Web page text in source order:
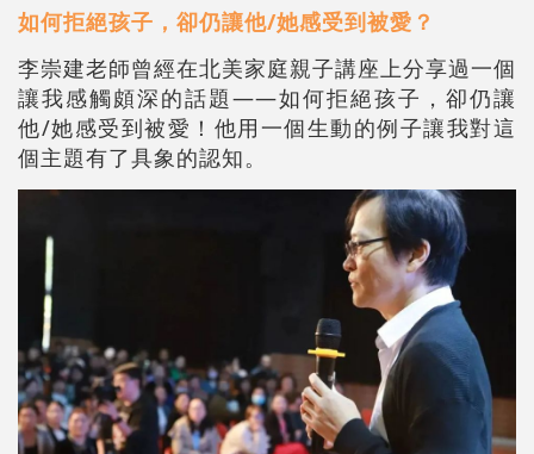
如何拒絕孩子，卻仍讓他/她感受到被愛？
李崇建老師曾經在北美家庭親子講座上分享過一個
讓我感觸頗深的話題——如何拒絕孩子，卻仍讓
他/她感受到被愛！他用一個生動的例子讓我對這
個主題有了具象的認知。